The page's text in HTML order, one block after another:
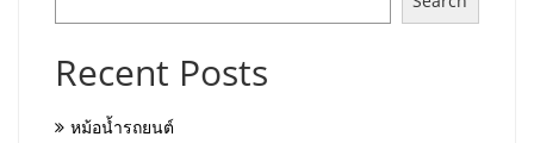
Recent Posts
หม้อน้ำรถยนต์